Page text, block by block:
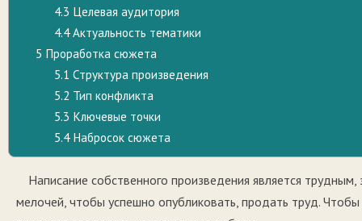
4.3 Целевая аудитория
4.4Актуальность тематики
5 Проработка сюжета
5.1 Структура произведения
5.2 Тип конфликта
5.3 Ключевые точки
5.4Набросок сюжета
Написание собственного произведения является
мелочей, чтобы успешно опубликовать, продать труд.